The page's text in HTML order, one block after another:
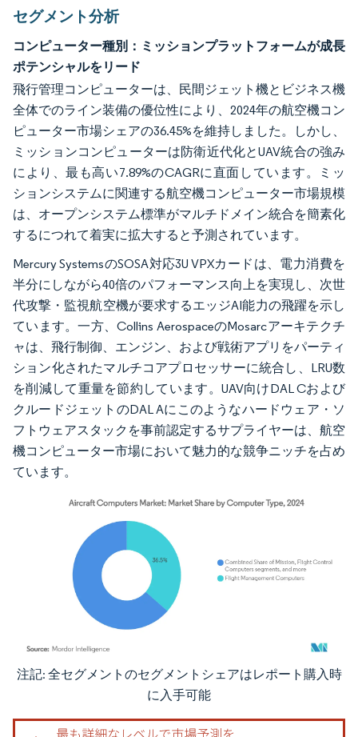
セグメント分析
コンピューター種別：ミッションプラットフォームが成長
ポテンシャルをリード
飛行管理コンピューターは、民間ジェット機とビジネス機
全体でのライン装備の優位性により、2024年の航空機コン
ピューター市場シェアの36.45%を維持しました。しかし、
ミッションコンピューターは防衛近代化とUAV統合の強み
により、最も高い7.89%のCAGRに直面しています。ミッ
ションシステムに関連する航空機コンピューター市場規模
は、オープンシステム標準がマルチドメイン統合を簡素化
するにつれて着実に拡大すると予測されています。
Mercury SystemsのSOSA対応3U VPXカードは、電力消費を
半分にしながら40倍のパフォーマンス向上を実現し、次世
代攻撃・監視航空機が要求するエッジAI能力の飛躍を示し
ています。一方、Collins AerospaceのMosarcアーキテクチ
ャは、飛行制御、エンジン、および戦術アプリをパーティ
ション化されたマルチコアプロセッサーに統合し、LRU数
を削減して重量を節約しています。UAV向けDAL Cおよび
クルードジェットのDAL Aにこのようなハードウェア・ソ
フトウェアスタックを事前認定するサプライヤーは、航空
機コンピューター市場において魅力的な競争ニッチを占め
ています。
画像 © Mordor Intelligence。再利用にはCC BY 4.0の表示が必要です。
注記: 全セグメントのセグメントシェアはレポート購入時
に入手可能